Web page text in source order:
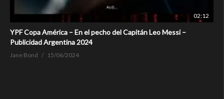
02:12
YPF Copa América – En el pecho del Capitán Leo Messi –
Publicidad Argentina 2024
Jane Bond 15/06/2024